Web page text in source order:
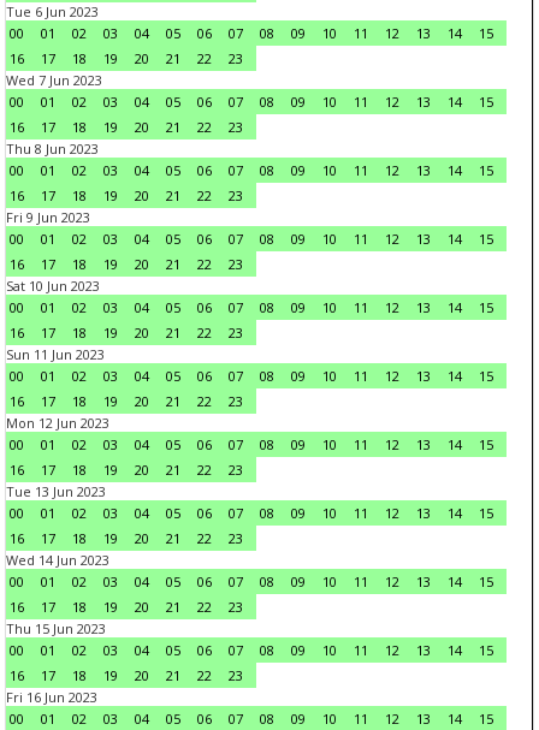
Tue 6 Jun 2023
00
01 02 03 04 05 06 07 08 09 10 11 12 13 14
15
16
17 18 19 20 21 22
23
Wed 7 Jun 2023
00
01 02 03 04 05 06 07 08 09 10 11 12 13 14
15
16
17 18 19 20 21 22
23
Thu 8 Jun 2023
00
01 02 03 04 05 06 07 08 09 10 11 12 13 14
15
16
17 18 19 20 21 22
23
Fri 9 Jun 2023
00
01 02 03 04 05 06 07 08 09 10 11 12 13 14
15
16
17 18 19 20 21 22
23
Sat 10 Jun 2023
00
01 02 03 04 05 06 07 08 09 10 11 12 13 14
15
16
17 18 19 20 21 22
23
Sun 11 Jun 2023
00
01 02 03 04 05 06 07 08 09 10 11 12 13 14
15
16
17 18 19 20 21 22
23
Mon 12 Jun 2023
00
01 02 03 04 05 06 07 08 09 10 11 12 13 14
15
16
17 18 19 20 21 22
23
Tue 13 Jun 2023
00
01 02 03 04 05 06 07 08 09 10 11 12 13 14
15
16
17 18 19 20 21 22
23
Wed 14 Jun 2023
00
01 02 03 04 05 06 07 08 09 10 11 12 13 14
15
16
17 18 19 20 21 22
23
Thu 15 Jun 2023
00
01 02 03 04 05 06 07 08 09 10 11 12 13 14
15
16
17 18 19 20 21 22
23
Fri 16 Jun 2023
00
01 02 03 04 05 06 07 08 09 10 11 12 13 14
15